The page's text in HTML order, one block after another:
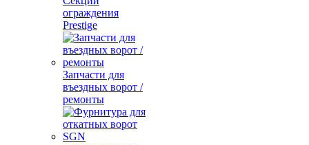
ограждения
Prestige
Запчасти для
въездных ворот /
ремонты